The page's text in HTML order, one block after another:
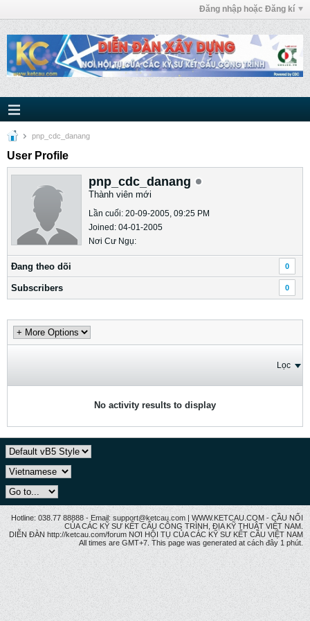
Đăng nhập hoặc Đăng kí
pnp_cdc_danang
User Profile
pnp_cdc_danang
Thành viên mới
Lần cuối: 20-09-2005, 09:25 PM
Joined: 04-01-2005
Nơi Cư Ngụ:
Ðang theo dõi 0
Subscribers 0
Lọc
No activity results to display
Hotline: 038.77 88888 - Email: support@ketcau.com | WWW.KETCAU.COM - CẦU NỐI
CỦA CÁC KỸ SƯ KẾT CẤU CÔNG TRÌNH, ĐỊA KỸ THUẬT VIỆT NAM.
DIỄN ĐÀN http://ketcau.com/forum NƠI HỘI TỤ CỦA CÁC KỸ SƯ KẾT CÂU VIỆT NAM
All times are GMT+7. This page was generated at cách đây 1 phút.